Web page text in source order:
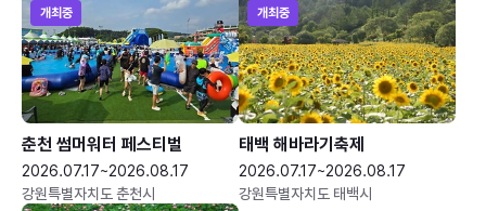
개최중
춘천 썸머워터 페스티벌
2026.07.17~2026.08.17
강원특별자치도 춘천시
개최중
태백 해바라기축제
2026.07.17~2026.08.17
강원특별자치도 태백시